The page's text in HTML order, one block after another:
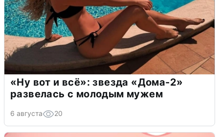
«Ну вот и всё»: звезда «Дома-2»
развелась с молодым мужем
6 августа 20